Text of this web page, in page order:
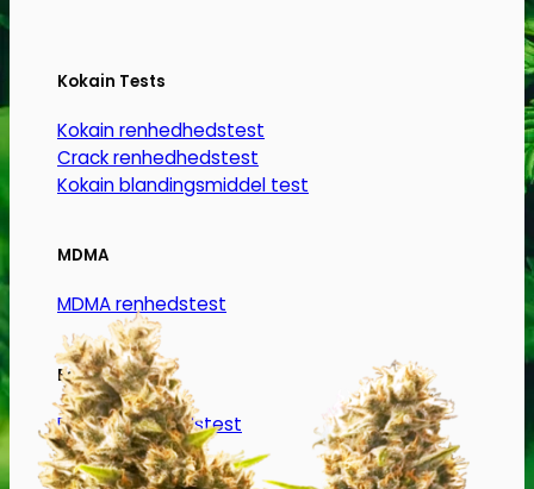
Kokain Tests
Kokain renhedhedstest
Crack renhedhedstest
Kokain blandingsmiddel test
MDMA
MDMA renhedstest
Ecstasy
Ecstasy renhedstest
varesiden